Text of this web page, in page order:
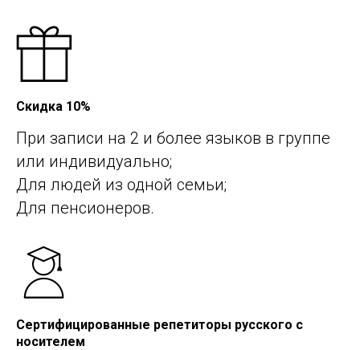
Скидка 10%
При записи на 2 и более языков в группе
или индивидуально;
Для людей из одной семьи;
Для пенсионеров.
Сертифицированные репетиторы русского с
носителем